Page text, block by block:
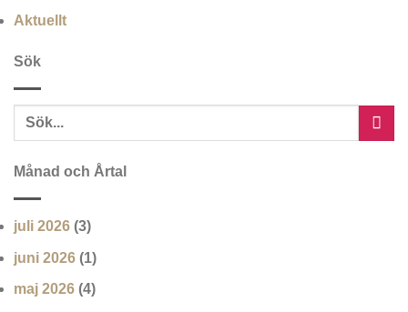
Aktuellt
Sök
Månad och Årtal
juli 2026 (3)
juni 2026 (1)
maj 2026 (4)